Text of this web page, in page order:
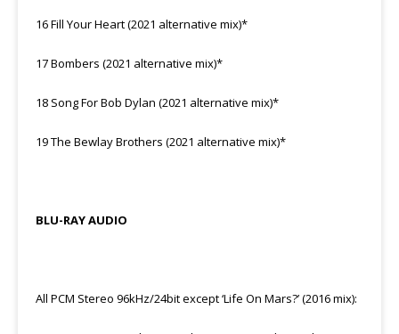
16 Fill Your Heart (2021 alternative mix)*
17 Bombers (2021 alternative mix)*
18 Song For Bob Dylan (2021 alternative mix)*
19 The Bewlay Brothers (2021 alternative mix)*
BLU-RAY AUDIO
All PCM Stereo 96kHz/24bit except ‘Life On Mars?’ (2016 mix):